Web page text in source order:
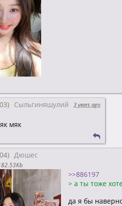
Сыльгиняшулий 3 years ago
мяк
Дюшес
>>886197
> а ты тоже
да я бы